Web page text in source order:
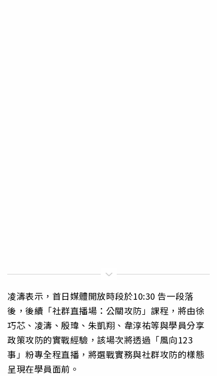
凌濤表示，首日媒體開放時段於10:30 告一段落
後，後續「社群直播場：公關攻防」課程，將由徐
巧芯、凌濤、殷瑋、朱凱翔、韋淳祐等與學員分享
政策攻防的實戰經驗，該場次將透過「風向123
事」粉專全程直播，將選戰實務與社群攻防的樣態
呈現在學員面前。